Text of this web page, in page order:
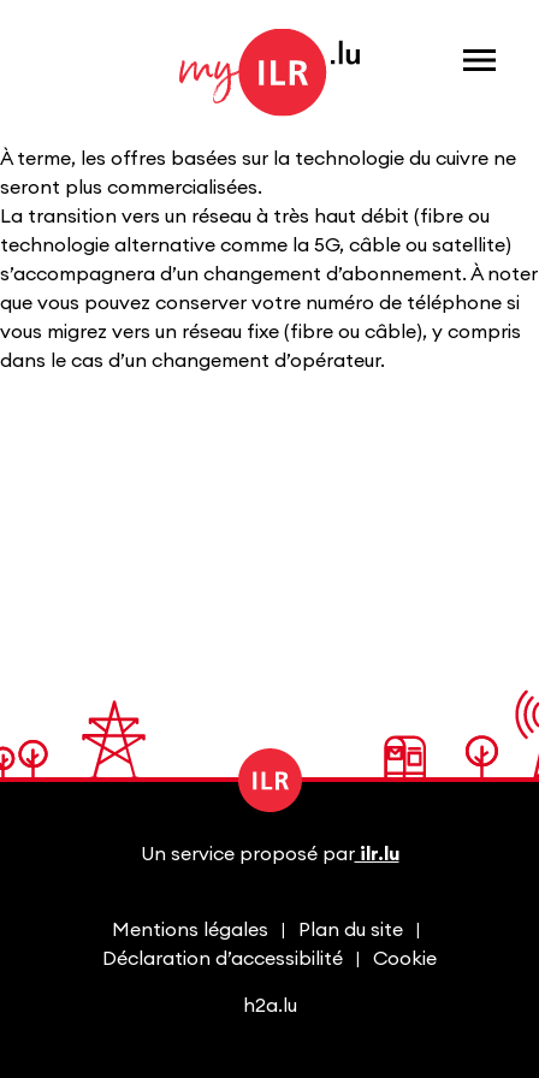
Menu
À terme, les offres basées sur la technologie du cuivre ne
seront plus commercialisées.
La transition vers un réseau à très haut débit (fibre ou
technologie alternative comme la 5G, câble ou satellite)
s’accompagnera d’un changement d’abonnement. À noter
que vous pouvez conserver votre numéro de téléphone si
vous migrez vers un réseau fixe (fibre ou câble), y compris
dans le cas d’un changement d’opérateur.
Mentions légales
Plan du site
Déclaration d’accessibilité
Cookie
Un service proposé parilr.lu
h2a.lu